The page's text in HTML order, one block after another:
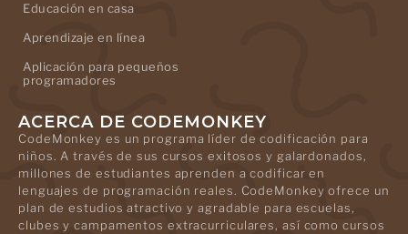
Educación en casa
Aprendizaje en línea
Aplicación para pequeños
programadores
ACERCA DE CODEMONKEY
CodeMonkey es un programa líder de codificación para
niños. A través de sus cursos exitosos y galardonados,
millones de estudiantes aprenden a codificar en
lenguajes de programación reales. CodeMonkey ofrece un
plan de estudios atractivo y agradable para escuelas,
clubes y campamentos extracurriculares, así como cursos